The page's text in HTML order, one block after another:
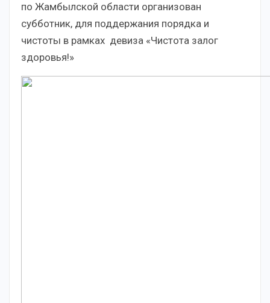
по Жамбылской области организован
субботник, для поддержания порядка и
чистоты в рамках девиза «Чистота залог
здоровья!»